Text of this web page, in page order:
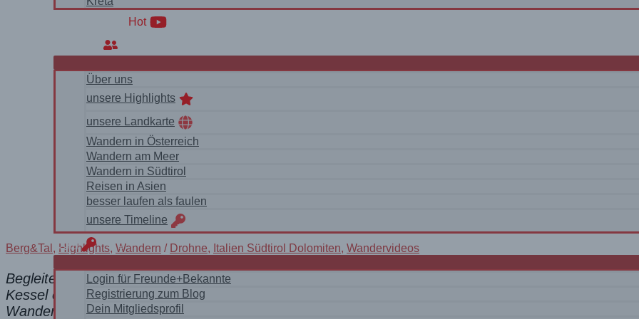
Hot
Über uns
unsere Highlights
unsere Landkarte
Wandern in Österreich
Wandern am Meer
Wandern in Südtirol
Reisen in Asien
besser laufen als faulen
unsere Timeline
login
Login für Freunde+Bekannte
Registrierung zum Blog
Dein Mitgliedsprofil
Berg&Tal , Highlights, Wandern / Drohne, Italien Südtirol Dolomiten, Wandervideos
Begleite uns in die einsame Bergwelt an der Marmolata-Südseite am Cime dell’Auta. Und mittendrin
Kessel ein kleiner See, der Lago dei Negher (od. Lago di Franzei bwz. Lech dei Giai). Eine tolle,
Wanderung mit teils etwas steileren Stellen und tollen Ausblicken.